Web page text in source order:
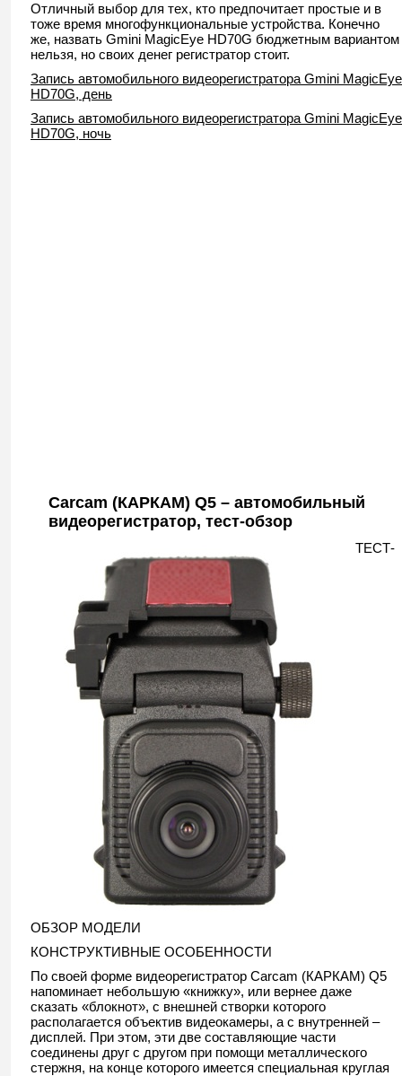
Отличный выбор для тех, кто предпочитает простые и в
тоже время многофункциональные устройства. Конечно
же, назвать Gmini MagicEye HD70G бюджетным вариантом
нельзя, но своих денег регистратор стоит.
Запись автомобильного видеорегистратора Gmini MagicEye
HD70G, день
Запись автомобильного видеорегистратора Gmini MagicEye
HD70G, ночь
Carcam (КАРКАМ) Q5 – автомобильный
видеорегистратор, тест-обзор
ТЕСТ-
ОБЗОР МОДЕЛИ
КОНСТРУКТИВНЫЕ ОСОБЕННОСТИ
По своей форме видеорегистратор Carcam (КАРКАМ) Q5
напоминает небольшую «книжку», или вернее даже
сказать «блокнот», с внешней створки которого
располагается объектив видеокамеры, а с внутренней –
дисплей. При этом, эти две составляющие части
соединены друг с другом при помощи металлического
стержня, на конце которого имеется специальная круглая